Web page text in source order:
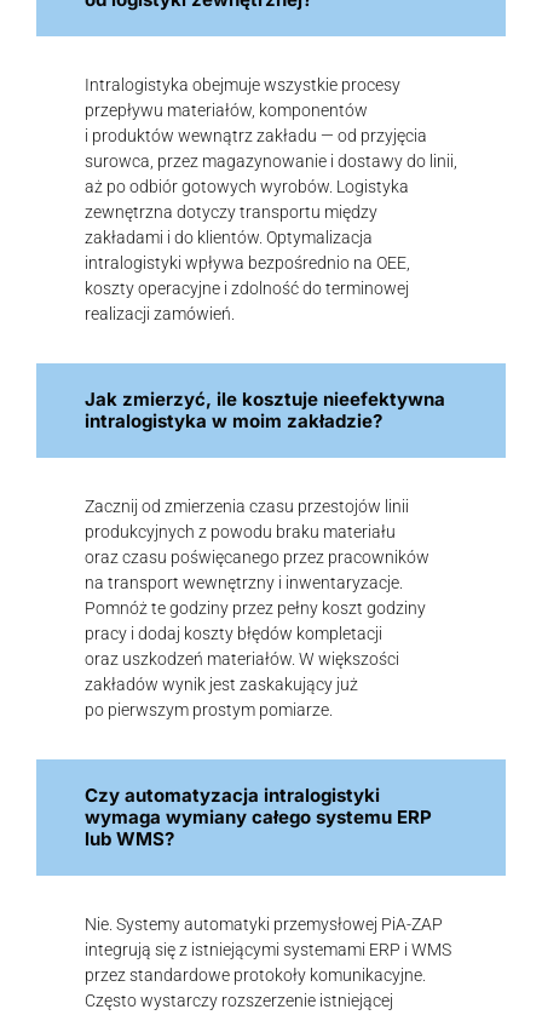
Intralogistyka obejmuje wszystkie procesy
przepływu materiałów, komponentów
i produktów wewnątrz zakładu — od przyjęcia
surowca, przez magazynowanie i dostawy do linii,
aż po odbiór gotowych wyrobów. Logistyka
zewnętrzna dotyczy transportu między
zakładami i do klientów. Optymalizacja
intralogistyki wpływa bezpośrednio na OEE,
koszty operacyjne i zdolność do terminowej
realizacji zamówień.
Jak zmierzyć, ile kosztuje nieefektywna
intralogistyka w moim zakładzie?
Zacznij od zmierzenia czasu przestojów linii
produkcyjnych z powodu braku materiału
oraz czasu poświęcanego przez pracowników
na transport wewnętrzny i inwentaryzacje.
Pomnóż te godziny przez pełny koszt godziny
pracy i dodaj koszty błędów kompletacji
oraz uszkodzeń materiałów. W większości
zakładów wynik jest zaskakujący już
po pierwszym prostym pomiarze.
Czy automatyzacja intralogistyki
wymaga wymiany całego systemu ERP
lub WMS?
Nie. Systemy automatyki przemysłowej PiA-ZAP
integrują się z istniejącymi systemami ERP i WMS
przez standardowe protokoły komunikacyjne.
Często wystarczy rozszerzenie istniejącej